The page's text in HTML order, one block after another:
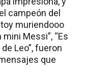
campeón del
muriendooo
mini Messi”, “Es
Leo”, fueron
que